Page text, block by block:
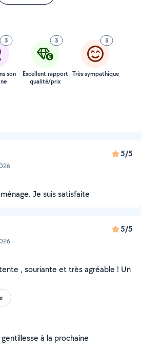
3
son
3
Excellent rapport
qualité/prix
3
Très sympathique
5/5
Je suis satisfaite
5/5
, souriante et très agréable ! Un
à la prochaine